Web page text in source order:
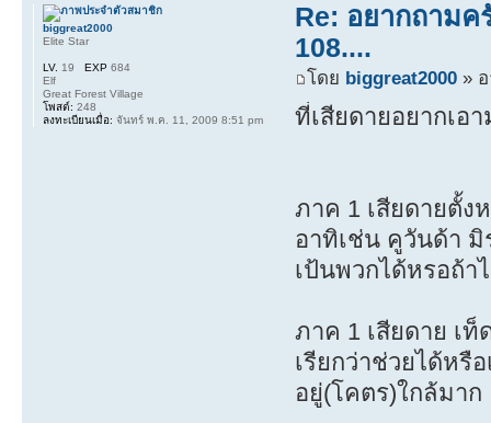
Re: อยากถามค
108....
โดย biggreat2000 »
ที่เสียดายอยากเอ
ภาค 1 เสียดายตั้ง
อาทิเช่น คูวันด้า มิ
เป้นพวกได้หรอถ้า
ภาค 1 เสียดาย เ
เรียกว่าช่วยได้หรื
อยู่(โคตร)ใกล้มาก
biggreat2000
Elite Star
LV. 19 EXP 684
Elf
Great Forest Village
โพสต์: 248
ลงทะเบียนเมื่อ: จันทร์ พ.ค. 11, 2009 8:51 pm